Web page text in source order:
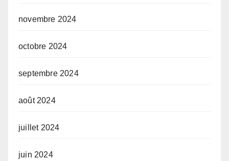
novembre 2024
octobre 2024
septembre 2024
août 2024
juillet 2024
juin 2024